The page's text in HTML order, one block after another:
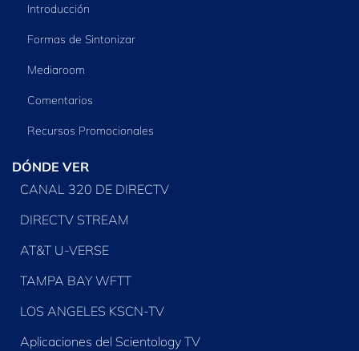
Introducción
Formas de Sintonizar
Mediaroom
Comentarios
Recursos Promocionales
DÓNDE VER
CANAL 320 DE DIRECTV
DIRECTV STREAM
AT&T U-VERSE
TAMPA BAY WFTT
LOS ANGELES KSCN-TV
Aplicaciones del Scientology TV